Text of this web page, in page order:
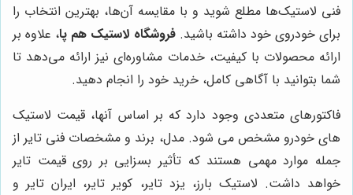
فنی لاستیک‌ها مطلع شوید و با مقایسه آن‌ها، بهترین انتخاب را
برای خودروی خود داشته باشید.فروشگاه لاستیک هم پا، علاوه بر
ارائه محصولات با کیفیت، خدمات مشاوره‌ای نیز ارائه می‌دهد تا
شما بتوانید با آگاهی کامل، خرید خود را انجام دهید.
فاکتورهای متعددی وجود دارد که بر اساس آنها، قیمت لاستیک
های خودرو مشخص می شود. مدل، برند و مشخصات فنی تایر از
جمله موارد مهمی هستند که تأثیر بسزایی بر روی قیمت تایر
خواهد داشت. لاستیک بارز، یزد تایر، کویر تایر، ایران تایر و